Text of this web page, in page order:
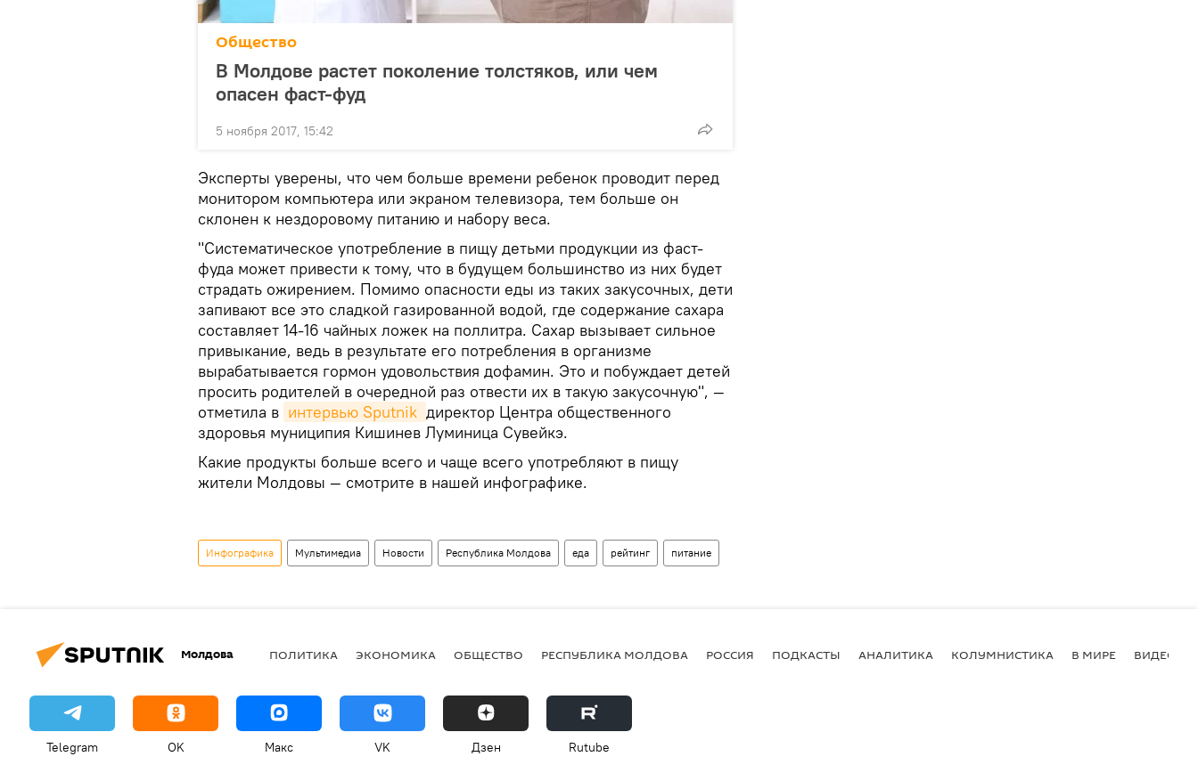
Общество
В Молдове растет поколение толстяков, или чем
опасен фаст-фуд
5 ноября 2017, 15:42
Эксперты уверены, что чем больше времени ребенок проводит перед
монитором компьютера или экраном телевизора, тем больше он
склонен к нездоровому питанию и набору веса.
"Систематическое употребление в пищу детьми продукции из фаст-
фуда может привести к тому, что в будущем большинство из них будет
страдать ожирением. Помимо опасности еды из таких закусочных, дети
запивают все это сладкой газированной водой, где содержание сахара
составляет 14-16 чайных ложек на поллитра. Сахар вызывает сильное
привыкание, ведь в результате его потребления в организме
вырабатывается гормон удовольствия дофамин. Это и побуждает детей
просить родителей в очередной раз отвести их в такую закусочную", —
отметила в интервью Sputnik директор Центра общественного
здоровья муниципия Кишинев Луминица Сувейкэ.
Какие продукты больше всего и чаще всего употребляют в пищу
жители Молдовы — смотрите в нашей инфографике.
Инфографика Мультимедиа Новости Республика Молдова еда рейтинг питание
Молдова ПОЛИТИКА ЭКОНОМИКА ОБЩЕСТВО РЕСПУБЛИКА МОЛДОВА РОССИЯ ПОДКАСТЫ АНАЛИТИКА КОЛУМНИСТИКА В МИРЕ ВИДЕО
Telegram OK Макс VK Дзен Rutube